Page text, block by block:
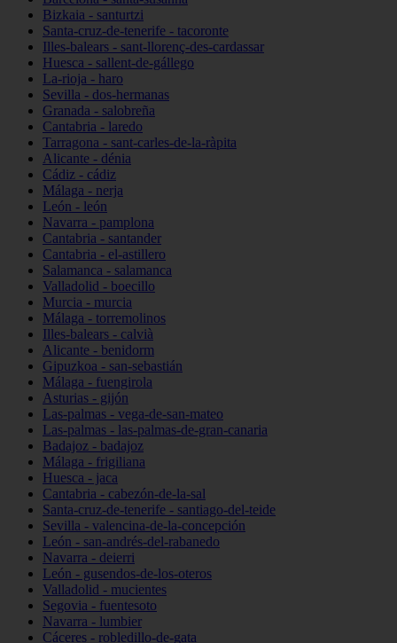
Bizkaia - santurtzi
Santa-cruz-de-tenerife - tacoronte
Illes-balears - sant-llorenç-des-cardassar
Huesca - sallent-de-gállego
La-rioja - haro
Sevilla - dos-hermanas
Granada - salobreña
Cantabria - laredo
Tarragona - sant-carles-de-la-ràpita
Alicante - dénia
Cádiz - cádiz
Málaga - nerja
León - león
Navarra - pamplona
Cantabria - santander
Cantabria - el-astillero
Salamanca - salamanca
Valladolid - boecillo
Murcia - murcia
Málaga - torremolinos
Illes-balears - calvià
Alicante - benidorm
Gipuzkoa - san-sebastián
Málaga - fuengirola
Asturias - gijón
Las-palmas - vega-de-san-mateo
Las-palmas - las-palmas-de-gran-canaria
Badajoz - badajoz
Málaga - frigiliana
Huesca - jaca
Cantabria - cabezón-de-la-sal
Santa-cruz-de-tenerife - santiago-del-teide
Sevilla - valencina-de-la-concepción
León - san-andrés-del-rabanedo
Navarra - deierri
León - gusendos-de-los-oteros
Valladolid - mucientes
Segovia - fuentesoto
Navarra - lumbier
Cáceres - robledillo-de-gata